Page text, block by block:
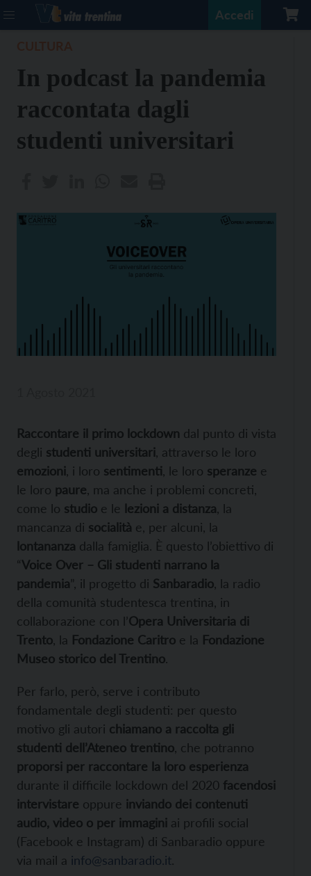
Accedi
In podcast la pandemia
raccontata dagli
studenti universitari
Raccontare il primo lockdown dal punto di vista
degli studenti universitari , attraverso le loro
emozioni , i loro sentimenti , le loro speranze e
le loro paure , ma anche i problemi concreti,
come lo studio e le lezioni a distanza , la
mancanza di socialità e, per alcuni, la
lontananza dalla famiglia. È questo l’obiettivo di
“Voice Over – Gli studenti narrano la
pandemia”, il progetto di Sanbaradio , la radio
della comunità studentesca trentina, in
collaborazione con l’Opera Universitaria di
Trento , la Fondazione Caritro e la Fondazione
Museo storico del Trentino.
Per farlo, però, serve i contributo
fondamentale degli studenti: per questo
motivo gli autori chiamano a raccolta gli
studenti dell’Ateneo trentino , che potranno
proporsi per raccontare la loro esperienza
durante il difficile lockdown del 2020 facendosi
intervistare oppure inviando dei contenuti
audio, video o per immagini ai profili social
(Facebook e Instagram) di Sanbaradio oppure
via mail a info@sanbaradio.it.